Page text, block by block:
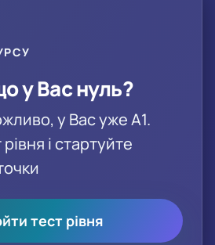
у Вас нуль?
у Вас уже A1.
і стартуйте
тест рівня